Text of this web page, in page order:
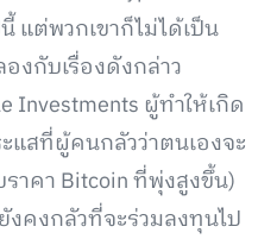
แต่พวกเขาก็ไม่ได้เป็น
งกับเรื่องดังกล่าว
Investments ผู้ทำให้เกิด
แสที่ผู้คนกลัวว่าตนเองจะ
าคา Bitcoin ที่พุ่งสูงขึ้น)
คงกลัวที่จะร่วมลงทุนไป